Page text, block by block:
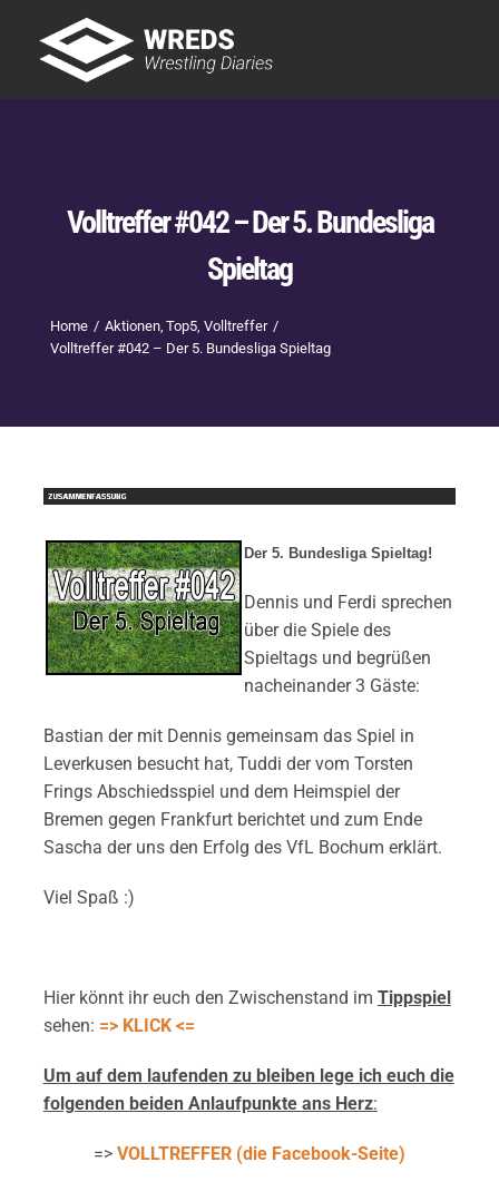
content
Volltreffer #042 – Der 5. Bundesliga
Spieltag
Home Aktionen Top5 Volltreffer
Volltreffer #042 – Der 5. Bundesliga Spieltag
Der 5. Bundesliga Spieltag!
Dennis und Ferdi sprechen
über die Spiele des
Spieltags und begrüßen
nacheinander 3 Gäste:
Bastian der mit Dennis gemeinsam das Spiel in
Leverkusen besucht hat, Tuddi der vom Torsten
Frings Abschiedsspiel und dem Heimspiel der
Bremen gegen Frankfurt berichtet und zum Ende
Sascha der uns den Erfolg des VfL Bochum erklärt.
Viel Spaß :)
Hier könnt ihr euch den Zwischenstand im Tippspiel
sehen: => KLICK <=
Um auf dem laufenden zu bleiben lege ich euch die
folgenden beiden Anlaufpunkte ans Herz:
=> VOLLTREFFER (die Facebook-Seite)